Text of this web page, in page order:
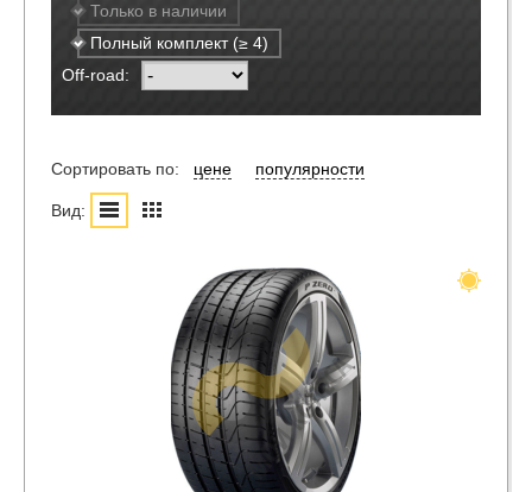
Только в наличии
Полный комплект (≥ 4)
Off-road:
Сортировать по: цене популярности
Вид: